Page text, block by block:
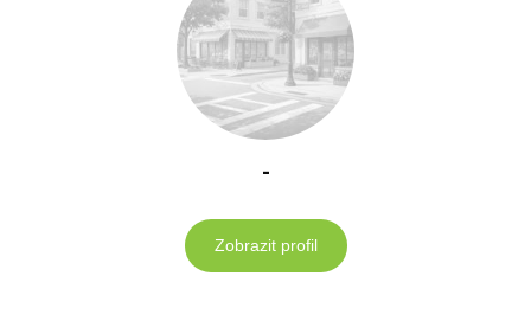
-
Zobrazit profil